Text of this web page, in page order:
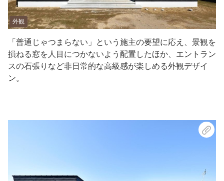
外観
「普通じゃつまらない」という施主の要望に応え、景観を
損ねる窓を人目につかないよう配置したほか、エントラン
スの石張りなど非日常的な高級感が楽しめる外観デザイ
ン。